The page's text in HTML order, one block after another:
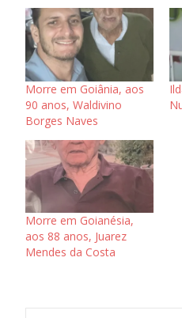
Morre em Goiânia, aos
90 anos, Waldivino
Borges Naves
Morre em Goianésia,
aos 88 anos, Juarez
Mendes da Costa